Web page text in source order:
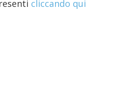
cliccando qui